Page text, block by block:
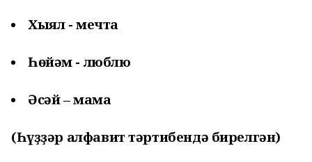
Хыял - мечта
Һөйәм - люблю
Әсәй – мама
(Һүҙҙәр алфавит тәртибендә бирелгән)